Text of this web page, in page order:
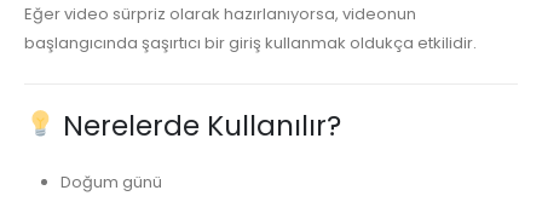
Eğer video sürpriz olarak hazırlanıyorsa, videonun
başlangıcında şaşırtıcı bir giriş kullanmak oldukça etkilidir.
Nerelerde Kullanılır?
Doğum günü